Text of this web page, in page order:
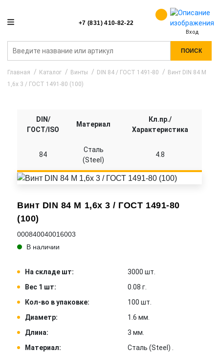
+7 (831) 410-82-22
Вход
ПОИСК
Главная Каталог Винты DIN 84 / ГОСТ 1491-80
Винт DIN 84 M
1,6x 3 / ГОСТ 1491-80 (100)
Винт DIN 84 M 1,6x 3 / ГОСТ 1491-80
(100)
000840040016003
В наличии
На складе шт:
3000 шт.
Вес 1 шт:
0.08 г.
Кол-во в упаковке:
100 шт.
Диаметр:
1.6 мм.
Длина:
3 мм.
Материал:
Сталь (Steel) .
DIN/
ГОСТ/ISO
Материал
Кл.пр./
Характеристика
84
Сталь
(Steel)
4.8